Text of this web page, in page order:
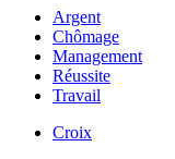
Argent
Chômage
Management
Réussite
Travail
Croix